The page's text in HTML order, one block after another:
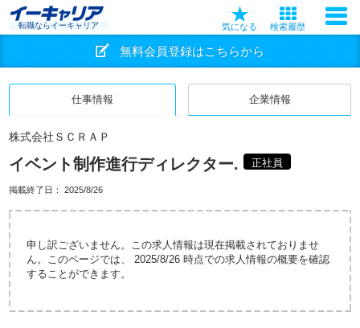
転職ならイーキャリア 気になる 検索履歴
無料会員登録はこちらから
仕事情報 企業情報
株式会社ＳＣＲＡＰ
イベント制作進行ディレクター. 正社員
掲載終了日： 2025/8/26
申し訳ございません。この求人情報は現在掲載されておりませ
ん。このページでは、 2025/8/26 時点での求人情報の概要を確認
することができます。